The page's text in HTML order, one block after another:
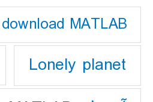
download MATLAB
Lonely planet